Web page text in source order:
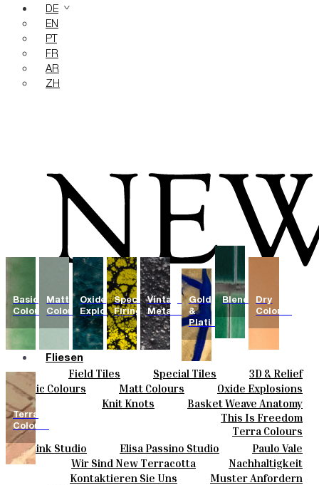
DE
EN
PT
FR
AR
ZH
Fliesen
Field Tiles Special Tiles
3D & Relief
Hand Painted
Bold Pattern
Parquet Bisque
Natural Cotto
Smink Studio
Elisa Passino
Paulo Vale
Farben
Basic Colours Matt Colours
Oxide Explosions
Special Firing
Vintage Metallics
Dry Colours
Terra Colours
Keramik
Knit Knots
Basket Weave Anatomy
This Is Freedom
Maßanfertigungen
Designers
Smink Studio Elisa Passino Studio Paulo Vale
Über Uns
Wir Sind New Terracotta
Nachhaltigkeit
Portugiesisches Vermächtnis
Kontakte
Kontaktieren Sie Uns
Muster Anfordern
Journal
Basic
Colours
Matt
Colours
Oxide
Explosions
Special
Firing
Vintage
Metallics
Gold
&
Platinum
Blends
Dry
Colours
Terra
Colours